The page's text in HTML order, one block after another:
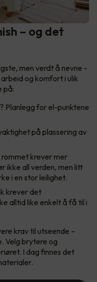
– og det
men verdt å nevne -
og komfort i ulik
på:
Planlegg for el-punktene
på plassering av
krever mer
ikke all verden, men litt
i en stor leilighet.
krever det
alltid like enkelt å få til i
krav til utseende –
Velg brytere og
I dag finnes det